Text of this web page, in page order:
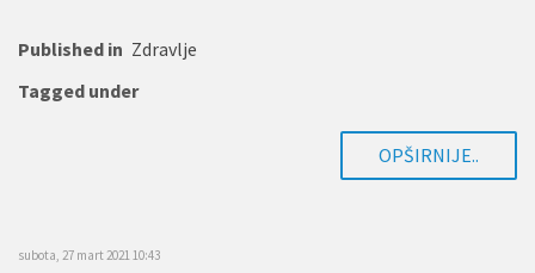
Published in Zdravlje
Tagged under
OPŠIRNIJE..
subota, 27 mart 2021 10:43